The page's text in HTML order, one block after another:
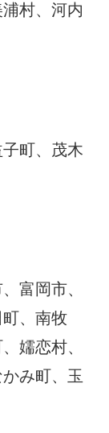
村、河内
町、茂木
富岡市、
、南牧
嬬恋村、
み町、玉